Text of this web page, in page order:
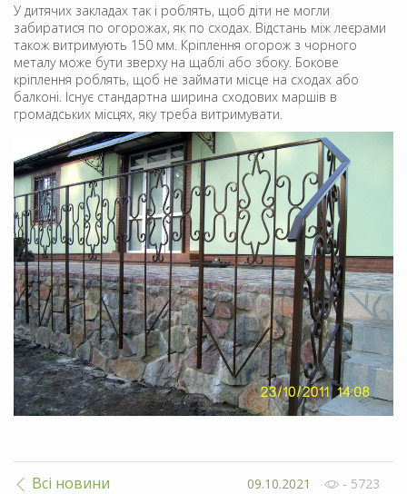
У дитячих закладах так і роблять, щоб діти не могли
забиратися по огорожах, як по сходах. Відстань між леєрами
також витримують 150 мм. Кріплення огорож з чорного
металу може бути зверху на щаблі або збоку. Бокове
кріплення роблять, щоб не займати місце на сходах або
балконі. Існує стандартна ширина сходових маршів в
громадських місцях, яку треба витримувати.
Всі новини 09.10.2021 - 5723